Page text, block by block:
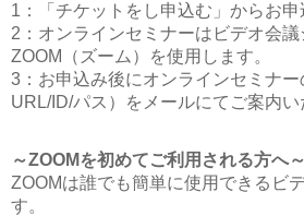
1：「チケットをし申込む」からお申
2：オンラインセミナーはビデオ会
ZOOM（ズーム）を使用します。
3：お申込み後にオンラインセミナ
URL/ID/パス）をメールにてご案内い
～ZOOMを初めてご利用される方へ～
ZOOMは誰でも簡単に使用できるビ
す。